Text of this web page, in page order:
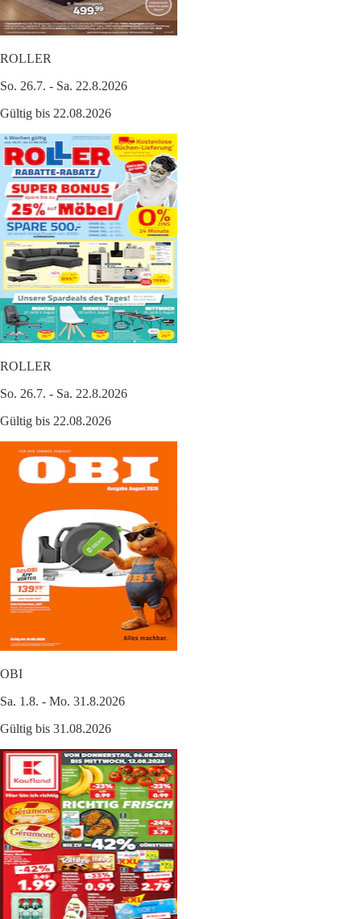
ROLLER
So. 26.7. - Sa. 22.8.2026
Gültig bis 22.08.2026
ROLLER
So. 26.7. - Sa. 22.8.2026
Gültig bis 22.08.2026
OBI
Sa. 1.8. - Mo. 31.8.2026
Gültig bis 31.08.2026